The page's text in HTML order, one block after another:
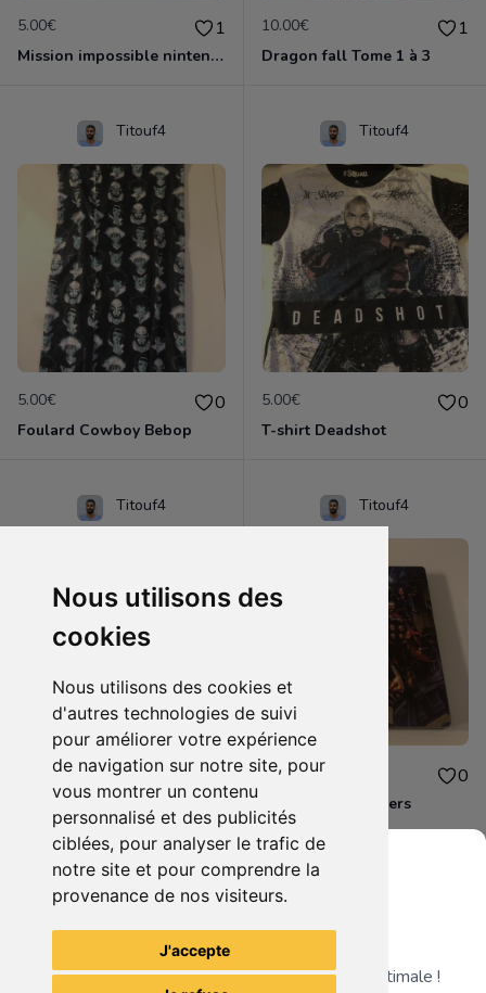
Nous utilisons des
cookies
Nous utilisons des cookies et
d'autres technologies de suivi
pour améliorer votre expérience
de navigation sur notre site, pour
vous montrer un contenu
personnalisé et des publicités
ciblées, pour analyser le trafic de
notre site et pour comprendre la
provenance de nos visiteurs.
J'accepte
5.00€ 1
Mission impossible nintendo 64
10.00€ 1
Dragon fall Tome 1 à 3
Titouf4
5.00€ 0
Foulard Cowboy Bebop
Titouf4
5.00€ 0
T-shirt Deadshot
Titouf4
10.00€ 0
Destiny 2 Xbox one
Titouf4
10.00€ 0
Steelbook Avengers
Voir tous les articles du vendeur
Grenier du Geek
Télécharge notre app pour une expérience optimale !